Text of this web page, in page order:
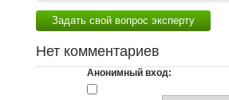
Задать свой вопрос эксперту
Нет комментариев
Анонимный вход: